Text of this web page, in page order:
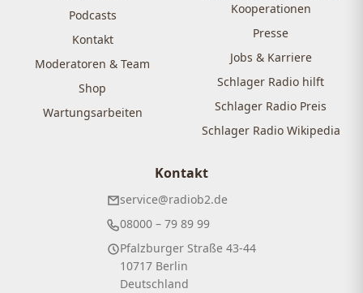
Podcasts
Kontakt
Moderatoren & Team
Shop
Wartungsarbeiten
Kooperationen
Presse
Jobs & Karriere
Schlager Radio hilft
Schlager Radio Preis
Schlager Radio Wikipedia
Kontakt
service@radiob2.de
08000 – 79 89 99
Pfalzburger Straße 43-44
10717 Berlin
Deutschland